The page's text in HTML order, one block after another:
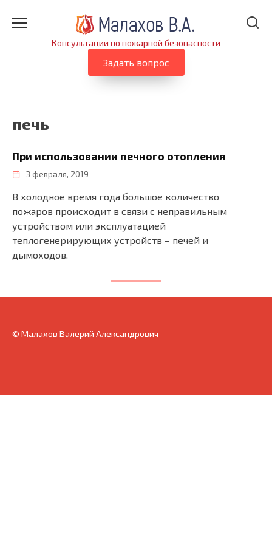
Консультации по пожарной безопасности
Задать вопрос
печь
При использовании печного отопления
3 февраля, 2019
В холодное время года большое количество
пожаров происходит в связи с неправильным
устройством или эксплуатацией
теплогенерирующих устройств – печей и
дымоходов.
© Малахов Валерий Александрович